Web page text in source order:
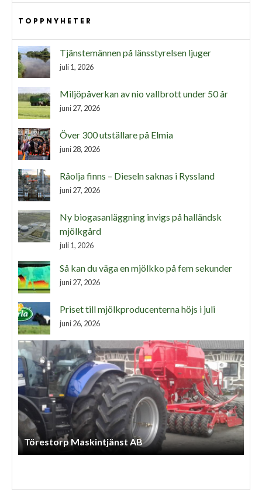
TOPPNYHETER
Tjänstemännen på länsstyrelsen ljuger
juli 1, 2026
Miljöpåverkan av nio vallbrott under 50 år
juni 27, 2026
Över 300 utställare på Elmia
juni 28, 2026
Råolja finns – Dieseln saknas i Ryssland
juni 27, 2026
Ny biogasanläggning invigs på halländsk
mjölkgård
juli 1, 2026
Så kan du väga en mjölkko på fem sekunder
juni 27, 2026
Priset till mjölkproducenterna höjs i juli
juni 26, 2026
Törestorp Maskintjänst AB